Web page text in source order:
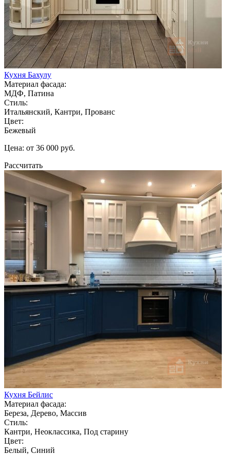
Кухня Бахулу
Материал фасада:
МДФ, Патина
Стиль:
Итальянский, Кантри, Прованс
Цвет:
Бежевый
Цена: от 36 000 руб.
Рассчитать
Кухня Бейлис
Материал фасада:
Береза, Дерево, Массив
Стиль:
Кантри, Неоклассика, Под старину
Цвет:
Белый, Синий